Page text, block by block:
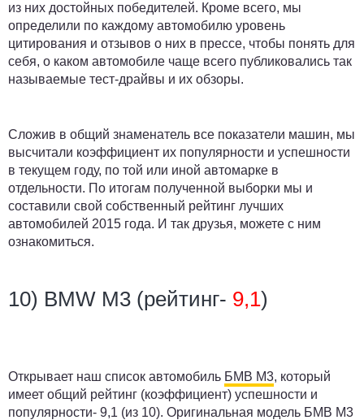
из них достойных победителей. Кроме всего, мы
определили по каждому автомобилю уровень
цитирования и отзывов о них в прессе, чтобы понять для
себя, о каком автомобиле чаще всего публиковались так
называемые тест-драйвы и их обзоры.
Сложив в общий знаменатель все показатели машин, мы
высчитали коэффициент их популярности и успешности
в текущем году, по той или иной автомарке в
отдельности. По итогам полученной выборки мы и
составили свой собственный рейтинг лучших
автомобилей 2015 года. И так друзья, можете с ним
ознакомиться.
10) BMW M3 (рейтинг- 9,1)
Открывает наш список автомобиль БМВ М3, который
имеет общий рейтинг (коэффициент) успешности и
популярности- 9,1 (из 10). Оригинальная модель БМВ М3